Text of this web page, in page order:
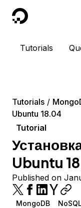
DigitalOcean
Tutorials
Tutorials
Ubuntu 18.04
Tutorial
Ubuntu
Published on
MongoDB NoSQL